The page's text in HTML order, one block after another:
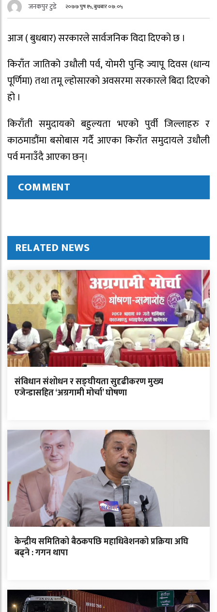
जनकपुर टुडे २०७७ पुष १५, बुधबार ०७:०५
आज ( बुधबार) सरकारले सार्वजनिक विदा दिएको छ ।
किराँत जातिको उधौली पर्व, योमरी पुन्हि ज्यापू दिवस (धान्य
पूर्णिमा) तथा तमू ल्होसारको अवसरमा सरकारले बिदा दिएको
हो ।
किराँती समुदायको बहुल्यता भएको पुर्वी जिल्लाहरु र
काठमाडौंमा बसोबास गर्दै आएका किराँत समुदायले उधौली
पर्व मनाउँदै आएका छन्।
COMMENT
RELATED NEWS
संविधान संशोधन र सङ्घीयता सुदृढीकरण मुख्य
एजेन्डासहित ‘अग्रगामी मोर्चा’ घोषणा
केन्द्रीय समितिको बैठकपछि महाधिवेशनको प्रक्रिया अघि
बढ्ने : गगन थापा